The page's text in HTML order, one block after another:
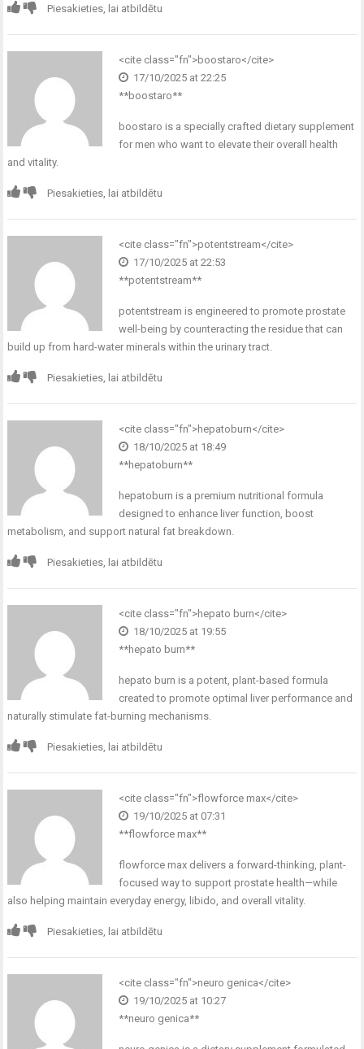
Piesakieties, lai atbildētu
<cite class="fn">boostaro</cite>
17/10/2025 at 22:25
**boostaro**
boostaro is a specially crafted dietary supplement
for men who want to elevate their overall health
and vitality.
Piesakieties, lai atbildētu
<cite class="fn">potentstream</cite>
17/10/2025 at 22:53
** potentstream**
potentstream is engineered to promote prostate
well-being by counteracting the residue that can
build up from hard-water minerals within the urinary tract.
Piesakieties, lai atbildētu
<cite class="fn">hepatoburn</cite>
18/10/2025 at 18:49
** hepatoburn**
hepatoburn is a premium nutritional formula
designed to enhance liver function, boost
metabolism, and support natural fat breakdown.
Piesakieties, lai atbildētu
<cite class="fn">hepato burn</cite>
18/10/2025 at 19:55
** hepato burn**
hepato burn is a potent, plant-based formula
created to promote optimal liver performance and
naturally stimulate fat-burning mechanisms.
Piesakieties, lai atbildētu
<cite class="fn">flowforce max</cite>
19/10/2025 at 07:31
** flowforce max**
flowforce max delivers a forward-thinking, plant-
focused way to support prostate health—while
also helping maintain everyday energy, libido, and overall vitality.
Piesakieties, lai atbildētu
<cite class="fn">neuro genica</cite>
19/10/2025 at 10:27
**neuro genica**